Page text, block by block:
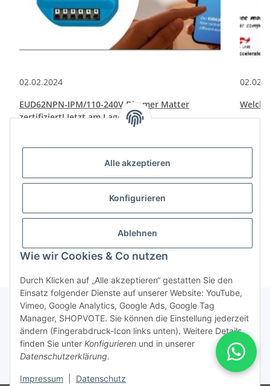
Alle akzeptieren
Konfigurieren
Ablehnen
Wie wir Cookies & Co nutzen
Durch Klicken auf „Alle akzeptieren“ gestatten Sie den
Einsatz folgender Dienste auf unserer Website: YouTube,
Vimeo, Google Analytics, Google Ads, Google Tag
Manager, SHOPVOTE. Sie können die Einstellung jederzeit
ändern (Fingerabdruck-Icon links unten). Weitere Details
finden Sie unter Konfigurieren und in unserer
Datenschutzerklärung.
Impressum Datenschutz
02.02.2024
EUD62NPN-IPM/110-240V Dimmer Matter
zertifiziert! Jetzt am Lager!
erstes „Matter“-Gerät verfügbar, der neue
Universal-Dimmer „EUD62NPN-IPM/110-240V“!
Was bedeutet das? Beleuchtungen lassen sich
Weiter
oder
Weiter
Vertrag widerrufen